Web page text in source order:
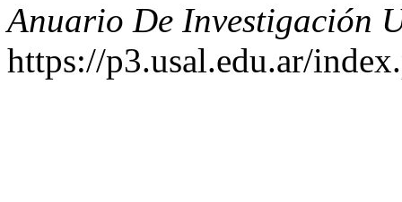
Anuario De Investigación
https://p3.usal.edu.ar/